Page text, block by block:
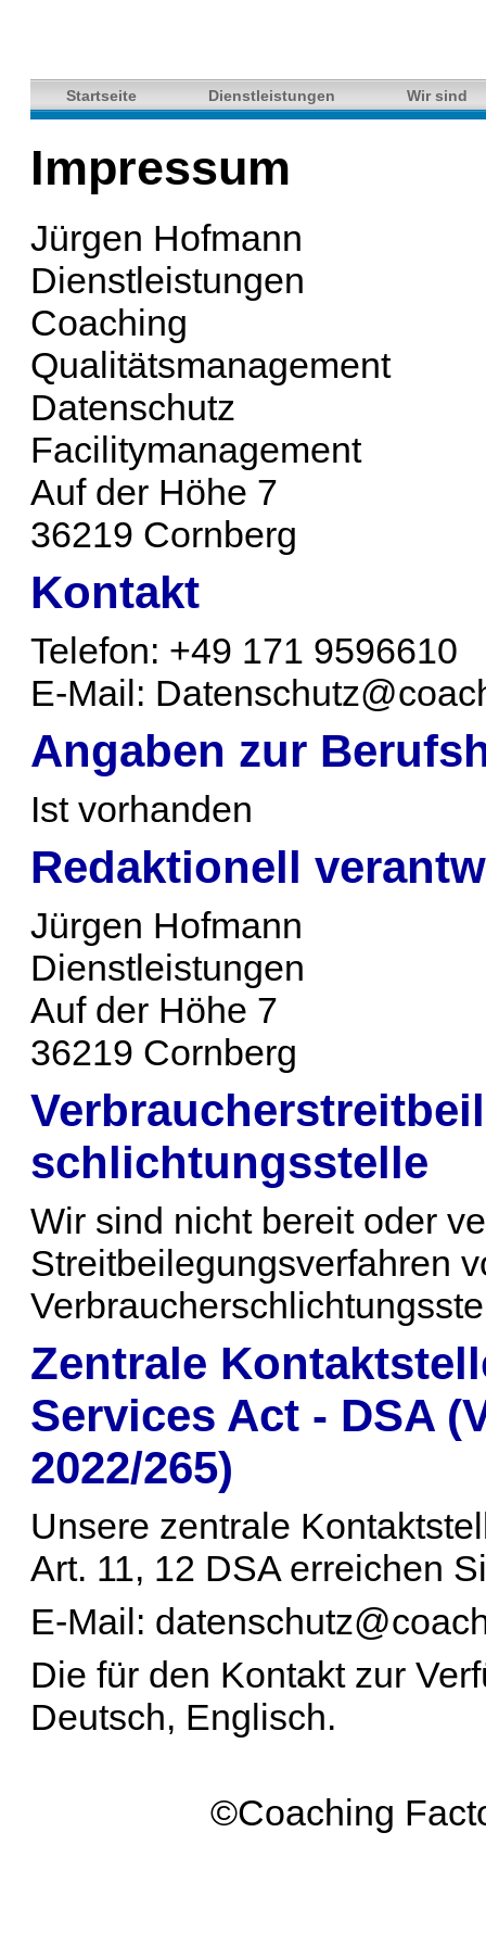
Startseite Dienstleistungen Wir sind
Impressum
Jürgen Hofmann
Dienstleistungen
Coaching
Qualitätsmanagement
Datenschutz
Facilitymanagement
Auf der Höhe 7
36219 Cornberg
Kontakt
Telefon: +49 171 9596610
E-Mail:
Angaben zur
Ist vorhanden
Redaktionell
Jürgen Hofmann
Dienstleistungen
Auf der Höhe 7
36219 Cornberg
schlichtungs­stelle
Wir sind nicht bereit oder
Streitbeilegungsverfahren
Zentrale
Services Act - DSA
2022/265)
Unsere zentrale
Art. 11, 12 DSA erreichen
E-Mail:
Die für den Kontakt zur
Deutsch, Englisch.
©Coaching